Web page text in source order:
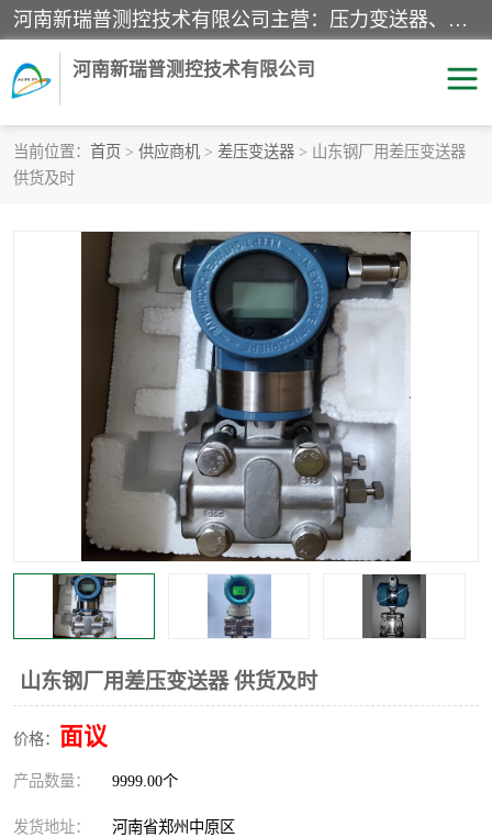
河南新瑞普测控技术有限公司主营：压力变送器、液位变送器、差压变送器、雷达料位计、电容物位计、温度显示控制仪表、电量变送器、流量计、工业自动化系统成套设备。
河南新瑞普测控技术有限公司
当前位置： 首页 > 供应商机 > 差压变送器 > 山东钢厂用差压变送器
供货及时
山东钢厂用差压变送器 供货及时
价格： 面议
产品数量： 9999.00个
发货地址： 河南省郑州中原区
霍尼韦尔压力变送器
1151/3351产品分类 精巧型压力变送器
液位变送器 雷达料位计
标准型工业压力变送器 罐旁显示仪
差压变送器 温度传感器变送器
压力变送器 电容物位计
温度显示控制仪表 电量变送器
流量计 工业自动化系统成套设备